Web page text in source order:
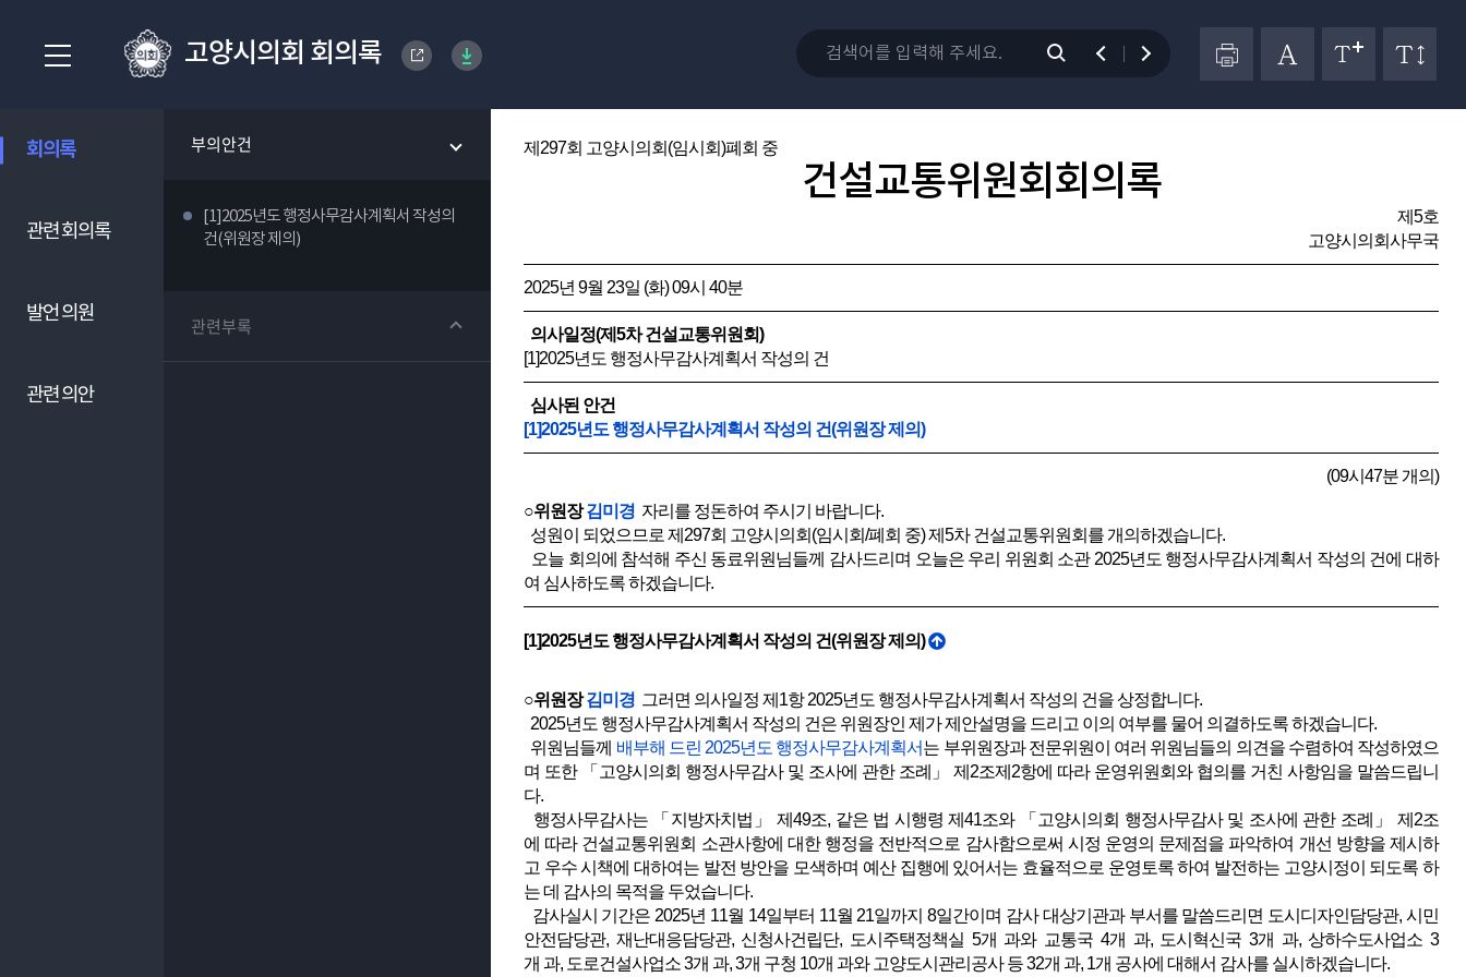
고양시의회 회의록
회의록 부의안건
[1]2025년도 행정사무감사계획서 작성의
건(위원장 제의)
관련부록
관련 회의록
발언 의원
관련 의안
제297회 고양시의회(임시회)폐회 중
건설교통위원회회의록
제5호
고양시의회사무국
2025년 9월 23일 (화) 09시 40분
의사일정(제5차 건설교통위원회)
[1]2025년도 행정사무감사계획서 작성의 건
심사된 안건
[1]2025년도 행정사무감사계획서 작성의 건(위원장 제의)
(09시47분 개의)
○위원장김미경 자리를 정돈하여 주시기 바랍니다.
성원이 되었으므로 제297회 고양시의회(임시회/폐회 중) 제5차 건설교통위원회를 개의하겠습니다.
오늘 회의에 참석해 주신 동료위원님들께 감사드리며 오늘은 우리 위원회 소관 2025년도 행정사무감사계획서 작성의 건에 대하
여 심사하도록 하겠습니다.
[1]2025년도 행정사무감사계획서 작성의 건(위원장 제의)
○위원장김미경 그러면 의사일정 제1항 2025년도 행정사무감사계획서 작성의 건을 상정합니다.
2025년도 행정사무감사계획서 작성의 건은 위원장인 제가 제안설명을 드리고 이의 여부를 물어 의결하도록 하겠습니다.
위원님들께 배부해 드린 2025년도 행정사무감사계획서는 부위원장과 전문위원이 여러 위원님들의 의견을 수렴하여 작성하였으
며 또한 「고양시의회 행정사무감사 및 조사에 관한 조례」 제2조제2항에 따라 운영위원회와 협의를 거친 사항임을 말씀드립니
다.
행정사무감사는 「지방자치법」 제49조, 같은 법 시행령 제41조와 「고양시의회 행정사무감사 및 조사에 관한 조례」 제2조
에 따라 건설교통위원회 소관사항에 대한 행정을 전반적으로 감사함으로써 시정 운영의 문제점을 파악하여 개선 방향을 제시하
고 우수 시책에 대하여는 발전 방안을 모색하며 예산 집행에 있어서는 효율적으로 운영토록 하여 발전하는 고양시정이 되도록 하
는 데 감사의 목적을 두었습니다.
감사실시 기간은 2025년 11월 14일부터 11월 21일까지 8일간이며 감사 대상기관과 부서를 말씀드리면 도시디자인담당관, 시민
안전담당관, 재난대응담당관, 신청사건립단, 도시주택정책실 5개 과와 교통국 4개 과, 도시혁신국 3개 과, 상하수도사업소 3
개 과, 도로건설사업소 3개 과, 3개 구청 10개 과와 고양도시관리공사 등 32개 과, 1개 공사에 대해서 감사를 실시하겠습니다.